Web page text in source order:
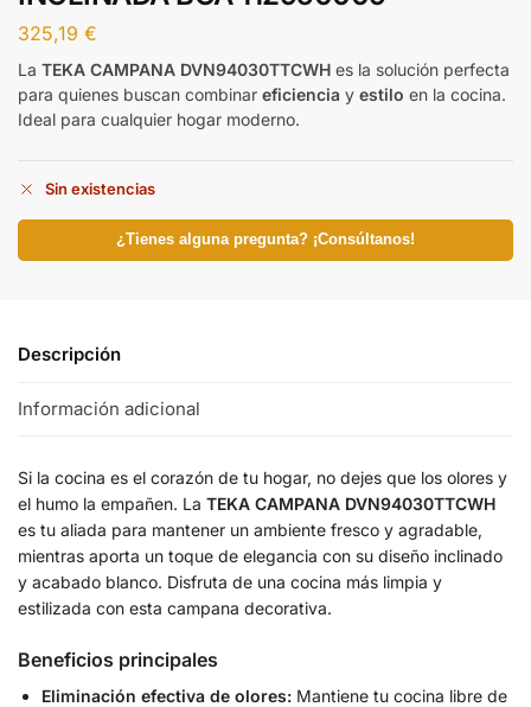
325,19 €
La TEKA CAMPANA DVN94030TTCWH es la solución perfecta
para quienes buscan combinar eficiencia y estilo en la cocina.
Ideal para cualquier hogar moderno.
Sin existencias
¿Tienes alguna pregunta? ¡Consúltanos!
Descripción
Información adicional
Si la cocina es el corazón de tu hogar, no dejes que los olores y
el humo la empañen. La TEKA CAMPANA DVN94030TTCWH
es tu aliada para mantener un ambiente fresco y agradable,
mientras aporta un toque de elegancia con su diseño inclinado
y acabado blanco. Disfruta de una cocina más limpia y
estilizada con esta campana decorativa.
Beneficios principales
Eliminación efectiva de olores: Mantiene tu cocina libre de